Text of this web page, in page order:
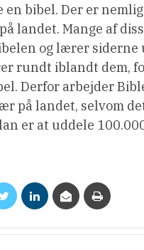
en bibel. Der er
landet. Mange af
og lærer siderne
rundt iblandt dem,
Derfor arbejder
på landet, selvom
er at uddele